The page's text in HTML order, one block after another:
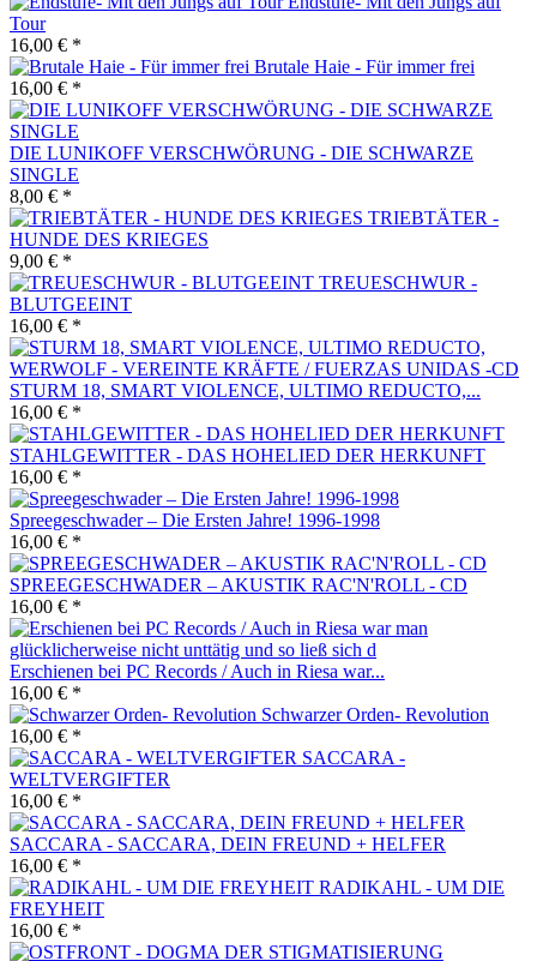
Tour
16,00 € *
Brutale Haie - Für immer frei
16,00 € *
DIE LUNIKOFF VERSCHWÖRUNG - DIE SCHWARZE
SINGLE
8,00 € *
TRIEBTÄTER -
HUNDE DES KRIEGES
9,00 € *
TREUESCHWUR -
BLUTGEEINT
16,00 € *
STURM 18, SMART VIOLENCE, ULTIMO REDUCTO,...
16,00 € *
STAHLGEWITTER - DAS HOHELIED DER HERKUNFT
16,00 € *
Spreegeschwader – Die Ersten Jahre! 1996-1998
16,00 € *
SPREEGESCHWADER – AKUSTIK RAC'N'ROLL - CD
16,00 € *
Erschienen bei PC Records / Auch in Riesa war...
16,00 € *
Schwarzer Orden- Revolution
16,00 € *
SACCARA -
WELTVERGIFTER
16,00 € *
SACCARA - SACCARA, DEIN FREUND + HELFER
16,00 € *
RADIKAHL - UM DIE
FREYHEIT
16,00 € *